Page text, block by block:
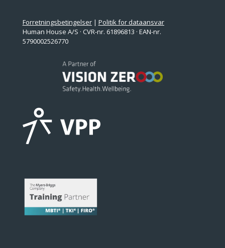
Forretningsbetingelser| Politik for dataansvar
Human House A/S · CVR-nr. 61896813 · EAN-nr.
5790002526770